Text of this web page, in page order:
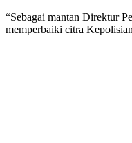
“Sebagai mantan Direktur
memperbaiki citra